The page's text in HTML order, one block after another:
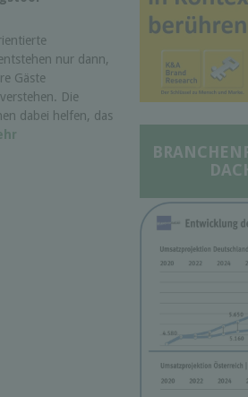
nur dann,
Gäste
Die
dabei helfen, das